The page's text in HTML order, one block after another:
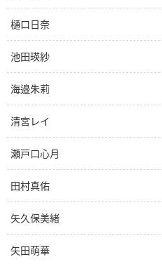
樋口日奈
池田瑛紗
海邉朱莉
清宮レイ
瀬戸口心月
田村真佑
矢久保美緒
矢田萌華